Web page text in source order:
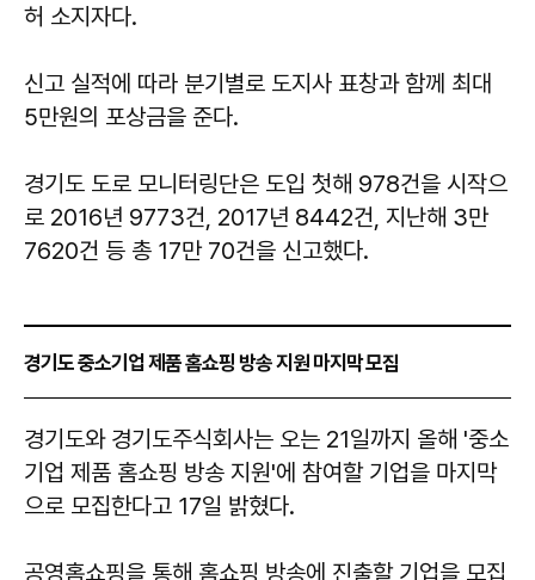
허 소지자다.
신고 실적에 따라 분기별로 도지사 표창과 함께 최대
5만원의 포상금을 준다.
경기도 도로 모니터링단은 도입 첫해 978건을 시작으
로 2016년 9773건, 2017년 8442건, 지난해 3만
7620건 등 총 17만 70건을 신고했다.
경기도 중소기업 제품 홈쇼핑 방송 지원 마지막 모집
경기도와 경기도주식회사는 오는 21일까지 올해 '중소
기업 제품 홈쇼핑 방송 지원'에 참여할 기업을 마지막
으로 모집한다고 17일 밝혔다.
공영홈쇼핑을 통해 홈쇼핑 방송에 진출할 기업을 모집